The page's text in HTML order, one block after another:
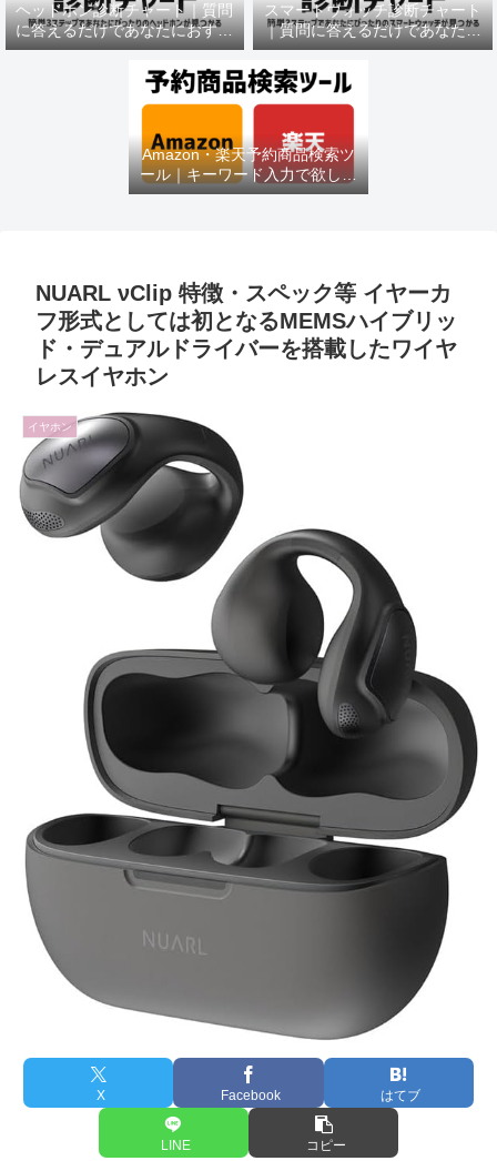
ヘッドホン診断チャート｜質問
に答えるだけであなたにおすす
めの機種がわかる
スマートウォッチ診断チャート
｜質問に答えるだけであなたに
おすすめの機種がわかる
Amazon・楽天予約商品検索ツ
ール｜キーワード入力で欲しい
商品を即チェック
NUARL νClip 特徴・スペック等 イヤーカ
フ形式としては初となるMEMSハイブリッ
ド・デュアルドライバーを搭載したワイヤ
レスイヤホン
イヤホン
X Facebook はてブ
LINE コピー